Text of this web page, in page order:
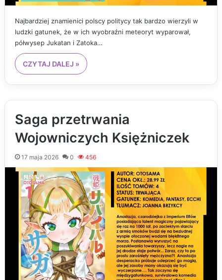
Najbardziej znamienici polscy politycy tak bardzo wierzyli w
ludzki gatunek, że w ich wyobraźni meteoryt wyparował,
półwysep Jukatan i Zatoka…
CZYTAJ DALEJ »
Saga przetrwania
Wojowniczych Księżniczek
17 maja 2026 0 456